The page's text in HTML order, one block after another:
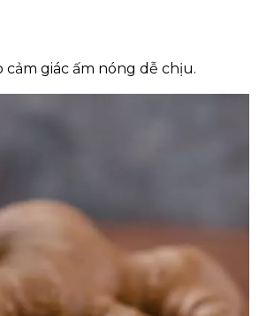
giác ấm nóng dễ chịu.